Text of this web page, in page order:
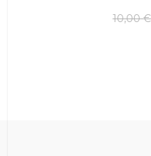
10,00€